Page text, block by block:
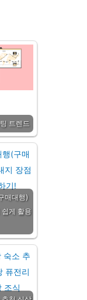
트렌드
매대행)
쉽게 활용